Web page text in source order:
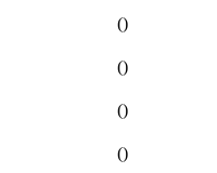
()
()
()
()